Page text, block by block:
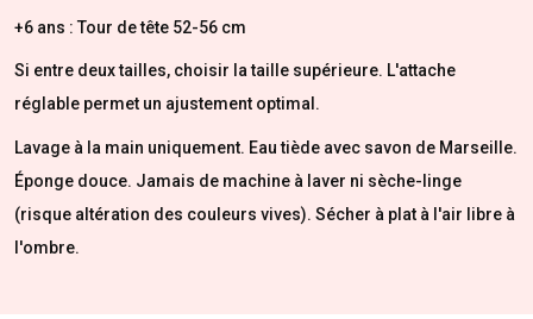
+6 ans : Tour de tête 52-56 cm
Si entre deux tailles, choisir la taille supérieure. L'attache
réglable permet un ajustement optimal.
Lavage à la main uniquement. Eau tiède avec savon de Marseille.
Éponge douce. Jamais de machine à laver ni sèche-linge
(risque altération des couleurs vives). Sécher à plat à l'air libre à
l'ombre.